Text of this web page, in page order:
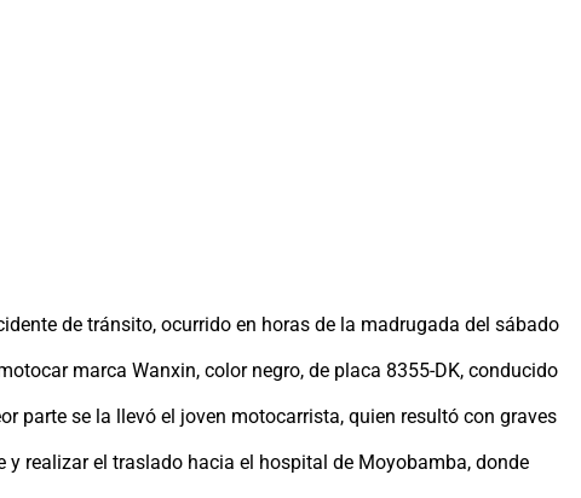
de tránsito, ocurrido en horas de la madrugada del sábado
marca Wanxin, color negro, de placa 8355-DK, conducido
parte se la llevó el joven motocarrista, quien resultó con graves
realizar el traslado hacia el hospital de Moyobamba, donde